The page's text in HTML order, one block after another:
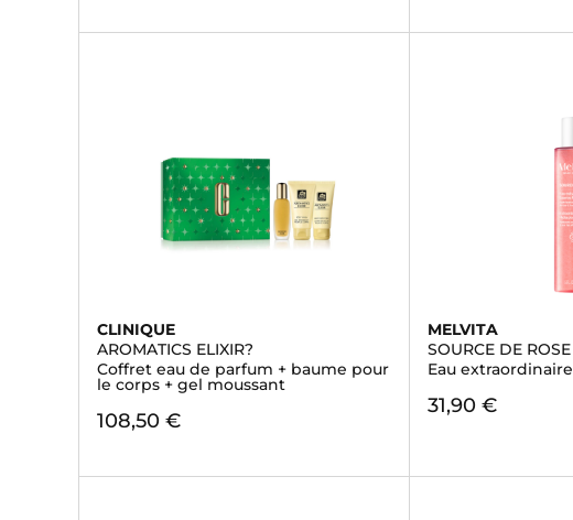
CLINIQUE
AROMATICS ELIXIR?
Coffret eau de parfum + baume pour
le corps + gel moussant
108,50 €
MELVITA
SOURCE DE ROSE
Eau extraordinaire
31,90 €